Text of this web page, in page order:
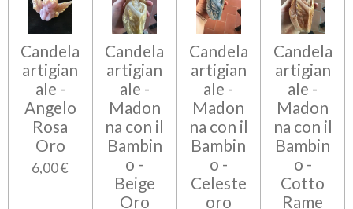
Candela
artigian
ale -
Angelo
Rosa
Oro
6,00 €
Candela
artigian
ale -
Madon
na con il
Bambin
o -
Beige
Oro
Candela
artigian
ale -
Madon
na con il
Bambin
o -
Celeste
oro
Candela
artigian
ale -
Madon
na con il
Bambin
o -
Cotto
Rame